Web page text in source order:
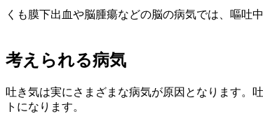
くも膜下出血や脳腫瘍などの脳の病気では、嘔吐
考えられる病気
吐き気は実にさまざまな病気が原因となります。
トになります。